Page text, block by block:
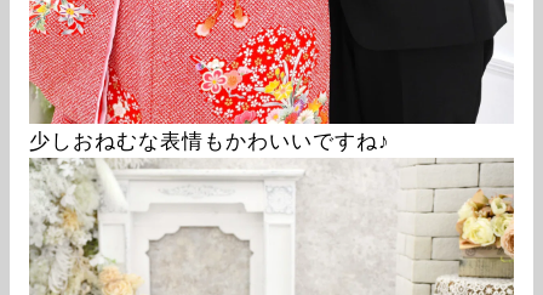
少しおねむな表情もかわいいですね♪